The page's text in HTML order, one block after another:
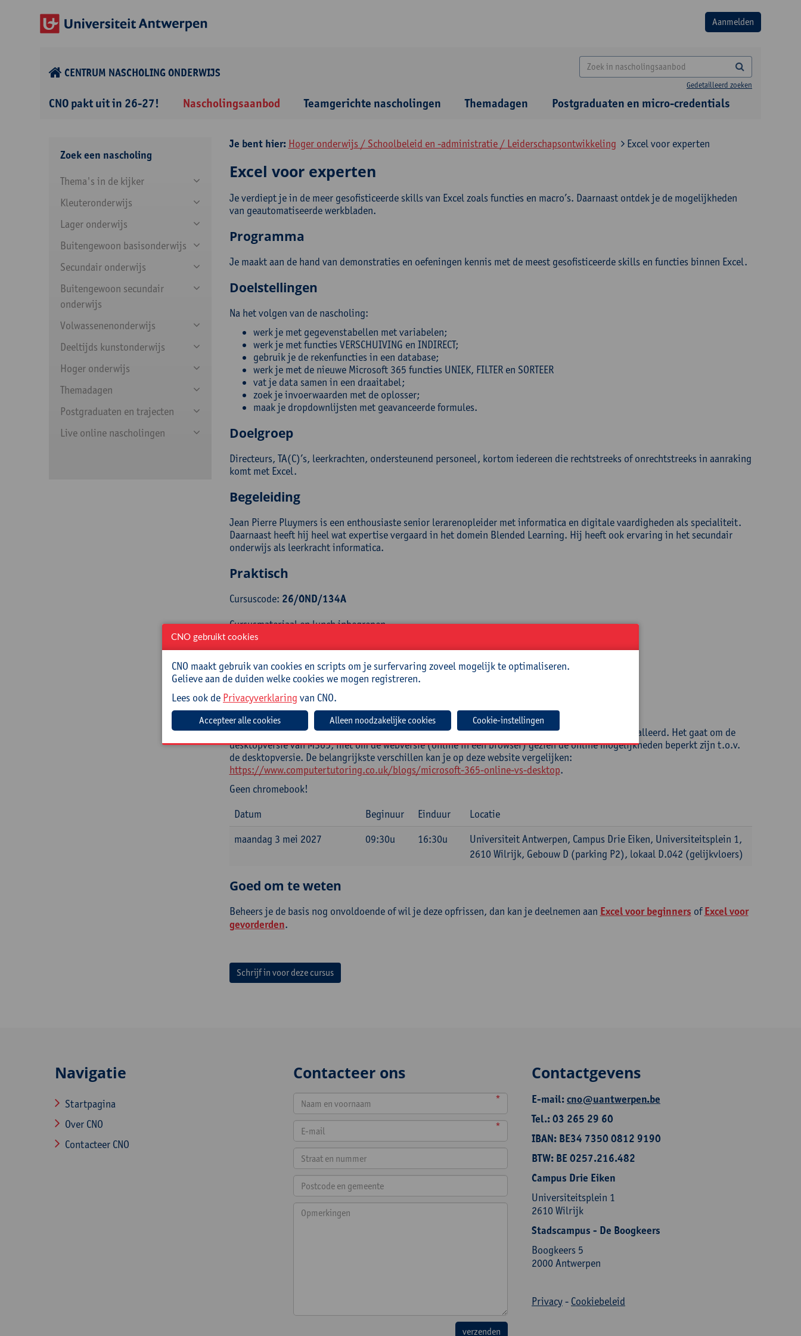
CENTRUM NASCHOLING ONDERWIJS
Gedetailleerd zoeken
CNO pakt uit in 26-27! Nascholingsaanbod Teamgerichte nascholingen Themadagen Postgraduaten en micro-credentials
Zoek een nascholing
Thema's in de kijker
Kleuteronderwijs
Lager onderwijs
Buitengewoon basisonderwijs
Secundair onderwijs
Buitengewoon secundair
onderwijs
Volwassenenonderwijs
Deeltijds kunstonderwijs
Hoger onderwijs
Themadagen
Postgraduaten en trajecten
Live online nascholingen
Je bent hier: Hoger onderwijs / Schoolbeleid en -administratie / Leiderschapsontwikkeling Excel voor experten
Excel voor experten
Je verdiept je in de meer gesofisticeerde skills van Excel zoals functies en macro’s. Daarnaast ontdek je de mogelijkheden
van geautomatiseerde werkbladen.
Programma
Je maakt aan de hand van demonstraties en oefeningen kennis met de meest gesofisticeerde skills en functies binnen Excel.
Doelstellingen
Na het volgen van de nascholing:
werk je met gegevenstabellen met variabelen;
werk je met functies VERSCHUIVING en INDIRECT;
gebruik je de rekenfuncties in een database;
werk je met de nieuwe Microsoft 365 functies UNIEK, FILTER en SORTEER
vat je data samen in een draaitabel;
zoek je invoerwaarden met de oplosser;
maak je dropdownlijsten met geavanceerde formules.
Doelgroep
Directeurs, TA(C)’s, leerkrachten, ondersteunend personeel, kortom iedereen die rechtstreeks of onrechtstreeks in aanraking
komt met Excel.
Begeleiding
Jean Pierre Pluymers is een enthousiaste senior lerarenopleider met informatica en digitale vaardigheden als specialiteit.
Daarnaast heeft hij heel wat expertise vergaard in het domein Blended Learning. Hij heeft ook ervaring in het secundair
onderwijs als leerkracht informatica.
Praktisch
Cursuscode: 26/OND/134A
Cursusmateriaal en lunch inbegrepen
Inlichtingen bij: Gonda Peeters, 03 265 56 27, gonda.peeters@uantwerpen.be
Mee te brengen door cursist
Opgeladen laptop (met lader en muis) met hierop Excel 2021, 2024 of M365 (aanbevolen) geïnstalleerd. Het gaat om de
desktopversie van M365, niet om de webversie (online in een browser) gezien de online mogelijkheden beperkt zijn t.o.v.
de desktopversie. De belangrijkste verschillen kan je op deze website vergelijken:
https://www.computertutoring.co.uk/blogs/microsoft-365-online-vs-desktop.
Geen chromebook!
Datum
Beginuur Einduur
Locatie
maandag 3 mei 2027
09:30u 16:30u
Universiteit Antwerpen, Campus Drie Eiken, Universiteitsplein 1,
2610 Wilrijk, Gebouw D (parking P2), lokaal D.042 (gelijkvloers)
Goed om te weten
Beheers je de basis nog onvoldoende of wil je deze opfrissen, dan kan je deelnemen aan Excel voor beginners ofExcel voor
gevorderden.
Schrijf in voor deze cursus
Navigatie
Startpagina
Over CNO
Contacteer CNO
Contacteer ons
*
*
Contactgevens
E-mail:cno@uantwerpen.be
Tel.: 03 265 29 60
IBAN: BE34 7350 0812 9190
BTW: BE 0257.216.482
Campus Drie Eiken
Universiteitsplein 1
2610 Wilrijk
Stadscampus - De Boogkeers
Boogkeers 5
2000 Antwerpen
Privacy- Cookiebeleid
CNO gebruikt cookies
CNO maakt gebruik van cookies en scripts om je surfervaring zoveel mogelijk te optimaliseren.
Gelieve aan de duiden welke cookies we mogen registreren.
Lees ook de Privacyverklaring van CNO.
Cookie-instellingen